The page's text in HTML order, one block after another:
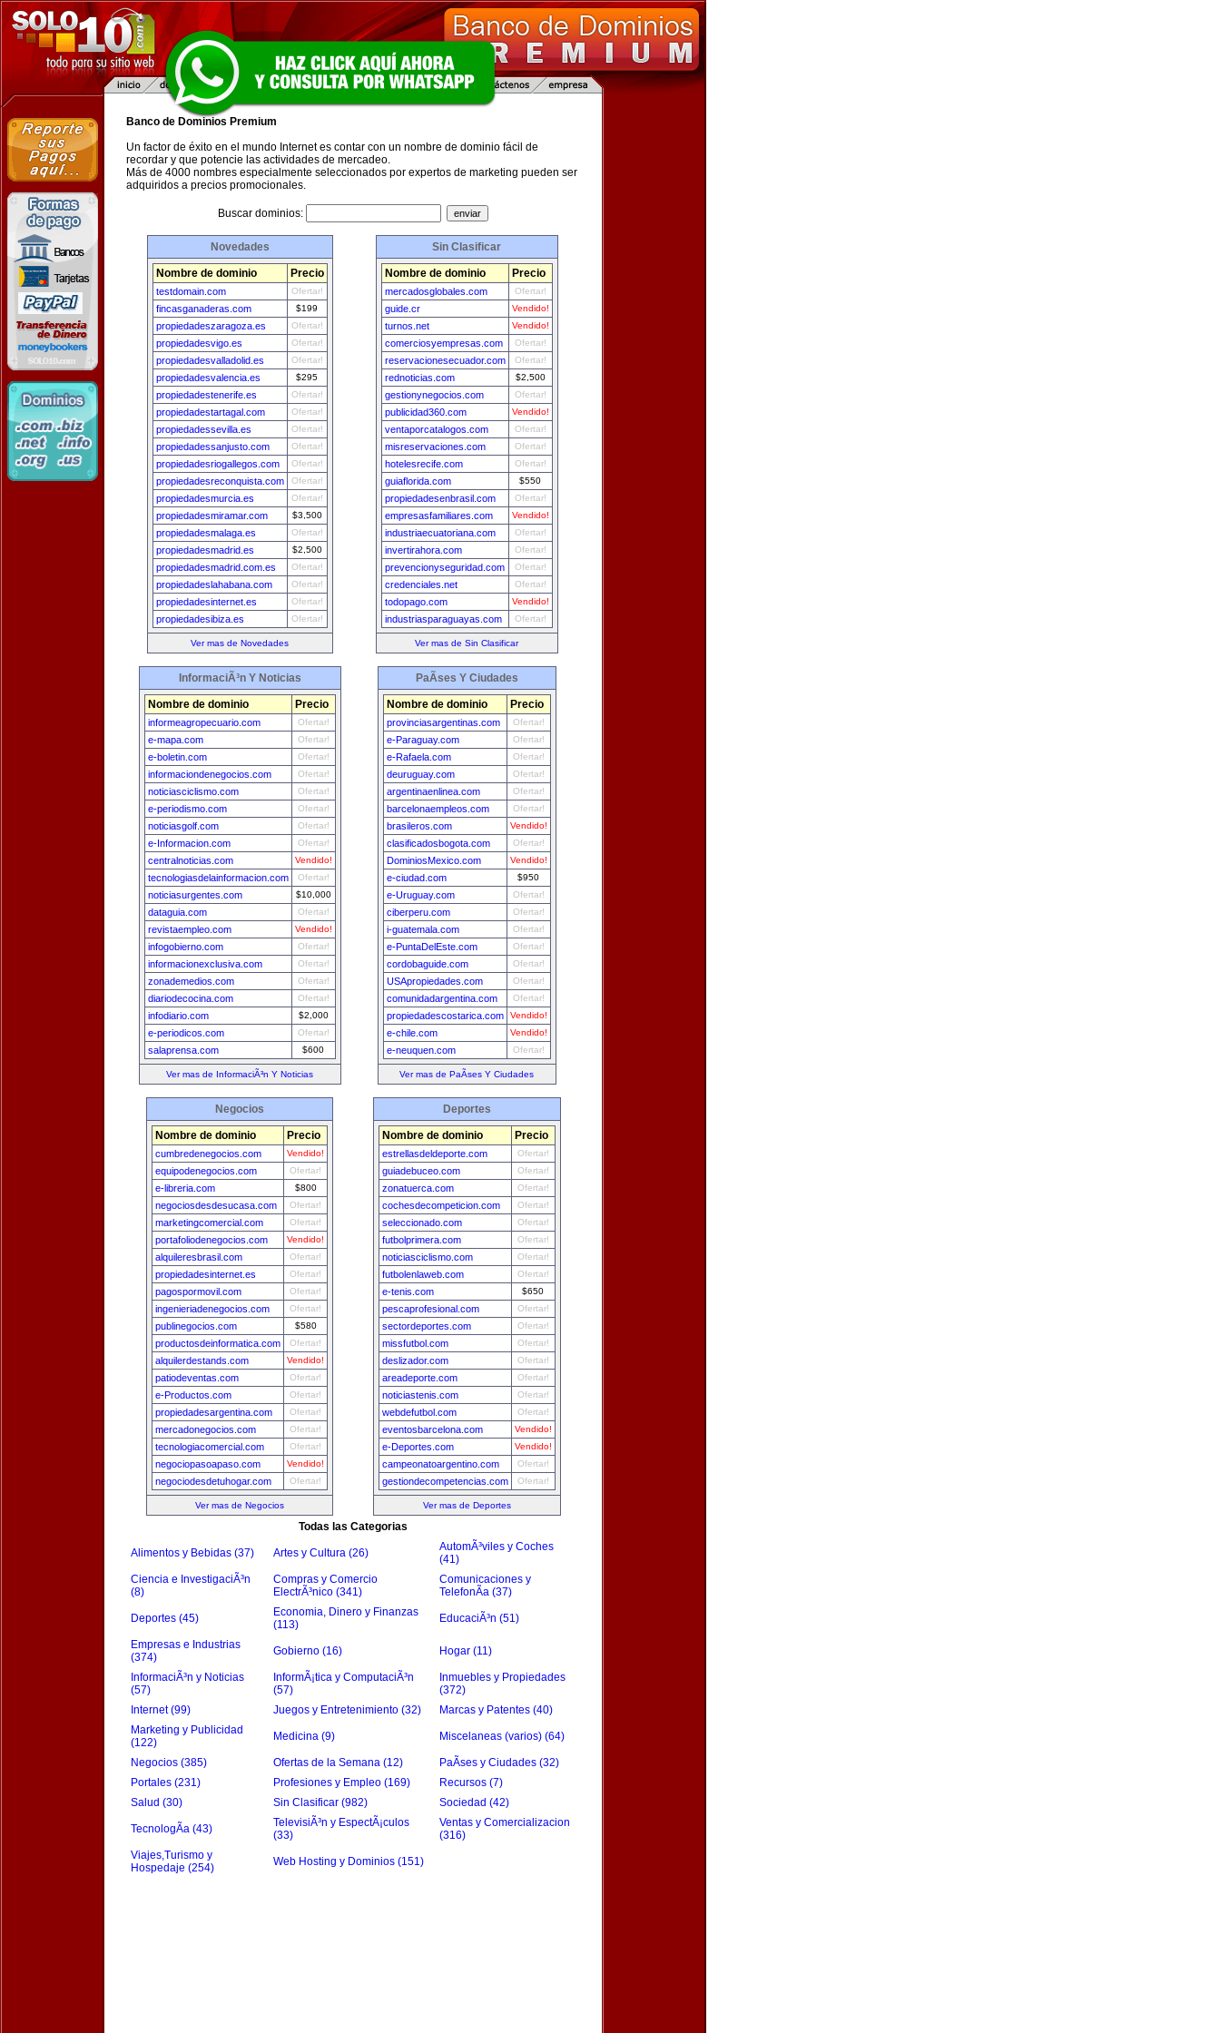
Banco de Dominios Premium
Un factor de éxito en el mundo Internet es contar con un nombre de dominio fácil de
recordar y que potencie las actividades de mercadeo.
Más de 4000 nombres especialmente seleccionados por expertos de marketing pueden ser
adquiridos a precios promocionales.
Buscar dominios:
Novedades
Nombre de dominio Precio
testdomain.com Ofertar!
fincasganaderas.com $199
propiedadeszaragoza.es Ofertar!
propiedadesvigo.es Ofertar!
propiedadesvalladolid.es Ofertar!
propiedadesvalencia.es $295
propiedadestenerife.es Ofertar!
propiedadestartagal.com Ofertar!
propiedadessevilla.es Ofertar!
propiedadessanjusto.com Ofertar!
propiedadesriogallegos.com Ofertar!
propiedadesreconquista.com Ofertar!
propiedadesmurcia.es Ofertar!
propiedadesmiramar.com $3,500
propiedadesmalaga.es Ofertar!
propiedadesmadrid.es $2,500
propiedadesmadrid.com.es Ofertar!
propiedadeslahabana.com Ofertar!
propiedadesinternet.es Ofertar!
propiedadesibiza.es Ofertar!
Ver mas de Novedades
Sin Clasificar
Nombre de dominio Precio
mercadosglobales.com Ofertar!
guide.cr Vendido!
turnos.net Vendido!
comerciosyempresas.com Ofertar!
reservacionesecuador.com Ofertar!
rednoticias.com $2,500
gestionynegocios.com Ofertar!
publicidad360.com Vendido!
ventaporcatalogos.com Ofertar!
misreservaciones.com Ofertar!
hotelesrecife.com Ofertar!
guiaflorida.com $550
propiedadesenbrasil.com Ofertar!
empresasfamiliares.com Vendido!
industriaecuatoriana.com Ofertar!
invertirahora.com Ofertar!
prevencionyseguridad.com Ofertar!
credenciales.net Ofertar!
todopago.com Vendido!
industriasparaguayas.com Ofertar!
Ver mas de Sin Clasificar
InformaciÃ³n Y Noticias
Nombre de dominio Precio
informeagropecuario.com Ofertar!
e-mapa.com Ofertar!
e-boletin.com Ofertar!
informaciondenegocios.com Ofertar!
noticiasciclismo.com Ofertar!
e-periodismo.com Ofertar!
noticiasgolf.com Ofertar!
e-Informacion.com Ofertar!
centralnoticias.com Vendido!
tecnologiasdelainformacion.com Ofertar!
noticiasurgentes.com $10,000
dataguia.com Ofertar!
revistaempleo.com Vendido!
infogobierno.com Ofertar!
informacionexclusiva.com Ofertar!
zonademedios.com Ofertar!
diariodecocina.com Ofertar!
infodiario.com $2,000
e-periodicos.com Ofertar!
salaprensa.com $600
Ver mas de InformaciÃ³n Y Noticias
PaÃ­ses Y Ciudades
Nombre de dominio Precio
provinciasargentinas.com Ofertar!
e-Paraguay.com Ofertar!
e-Rafaela.com Ofertar!
deuruguay.com Ofertar!
argentinaenlinea.com Ofertar!
barcelonaempleos.com Ofertar!
brasileros.com Vendido!
clasificadosbogota.com Ofertar!
DominiosMexico.com Vendido!
e-ciudad.com $950
e-Uruguay.com Ofertar!
ciberperu.com Ofertar!
i-guatemala.com Ofertar!
e-PuntaDelEste.com Ofertar!
cordobaguide.com Ofertar!
USApropiedades.com Ofertar!
comunidadargentina.com Ofertar!
propiedadescostarica.com Vendido!
e-chile.com Vendido!
e-neuquen.com Ofertar!
Ver mas de PaÃ­ses Y Ciudades
Negocios
Nombre de dominio Precio
cumbredenegocios.com Vendido!
equipodenegocios.com Ofertar!
e-libreria.com $800
negociosdesdesucasa.com Ofertar!
marketingcomercial.com Ofertar!
portafoliodenegocios.com Vendido!
alquileresbrasil.com Ofertar!
propiedadesinternet.es Ofertar!
pagospormovil.com Ofertar!
ingenieriadenegocios.com Ofertar!
publinegocios.com $580
productosdeinformatica.com Ofertar!
alquilerdestands.com Vendido!
patiodeventas.com Ofertar!
e-Productos.com Ofertar!
propiedadesargentina.com Ofertar!
mercadonegocios.com Ofertar!
tecnologiacomercial.com Ofertar!
negociopasoapaso.com Vendido!
negociodesdetuhogar.com Ofertar!
Ver mas de Negocios
Deportes
Nombre de dominio Precio
estrellasdeldeporte.com Ofertar!
guiadebuceo.com Ofertar!
zonatuerca.com Ofertar!
cochesdecompeticion.com Ofertar!
seleccionado.com Ofertar!
futbolprimera.com Ofertar!
noticiasciclismo.com Ofertar!
futbolenlaweb.com Ofertar!
e-tenis.com $650
pescaprofesional.com Ofertar!
sectordeportes.com Ofertar!
missfutbol.com Ofertar!
deslizador.com Ofertar!
areadeporte.com Ofertar!
noticiastenis.com Ofertar!
webdefutbol.com Ofertar!
eventosbarcelona.com Vendido!
e-Deportes.com Vendido!
campeonatoargentino.com Ofertar!
gestiondecompetencias.com Ofertar!
Ver mas de Deportes
Todas las Categorias
Alimentos y Bebidas (37) Artes y Cultura (26)
AutomÃ³viles y Coches
(41)
Ciencia e InvestigaciÃ³n
(8)
Compras y Comercio
ElectrÃ³nico (341)
Comunicaciones y
TelefonÃ­a (37)
Deportes (45)
Economia, Dinero y Finanzas
(113)
EducaciÃ³n (51)
Empresas e Industrias
(374)
Gobierno (16) Hogar (11)
InformaciÃ³n y Noticias
(57)
InformÃ¡tica y ComputaciÃ³n
(57)
Inmuebles y Propiedades
(372)
Internet (99)
Juegos y Entretenimiento (32)
Marcas y Patentes (40)
Marketing y Publicidad
(122)
Medicina (9) Miscelaneas (varios) (64)
Negocios (385) Ofertas de la Semana (12)
PaÃ­ses y Ciudades (32)
Portales (231)
Profesiones y Empleo (169)
Recursos (7)
Salud (30)
Sin Clasificar (982) Sociedad (42)
TecnologÃ­a (43)
TelevisiÃ³n y EspectÃ¡culos
(33)
Ventas y Comercializacion
(316)
Viajes,Turismo y
Hospedaje (254)
Web Hosting y Dominios (151)